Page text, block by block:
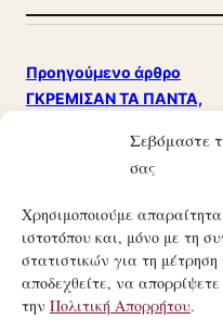
Σεβόμαστε
σας
Χρησιμοποιούμε
ιστοτόπου και, μόνο με τη
στατιστικών για τη
αποδεχθείτε, να
την Πολιτική Απορρήτου.
Προηγούμενο άρθρο
ΓΚΡΕΜΙΣΑΝ ΤΑ ΠΑΝΤΑ,
21ΟΣ ΑΙΏΝΑΣ